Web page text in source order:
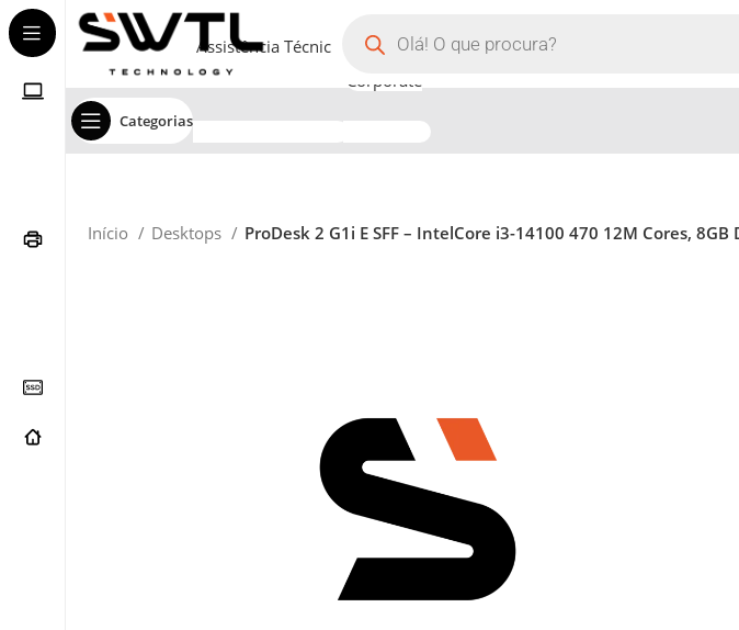
Categorias
Assistência Técnica
Corporate
Início Desktops ProDesk 2 G1i E SFF – IntelCore i3-14100 470 12M Cores,